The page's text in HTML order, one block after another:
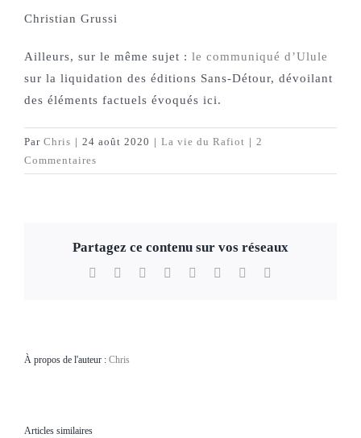
Christian Grussi
Ailleurs, sur le même sujet : le communiqué d’Ulule
sur la liquidation des éditions Sans-Détour, dévoilant
des éléments factuels évoqués ici.
Par Chris | 24 août 2020 | La vie du Rafiot | 2
Commentaires
Partagez ce contenu sur vos réseaux
Facebook RedditLinkedInWhatsApp
TelegramPinterest
À propos de l'auteur : Chris
Articles similaires